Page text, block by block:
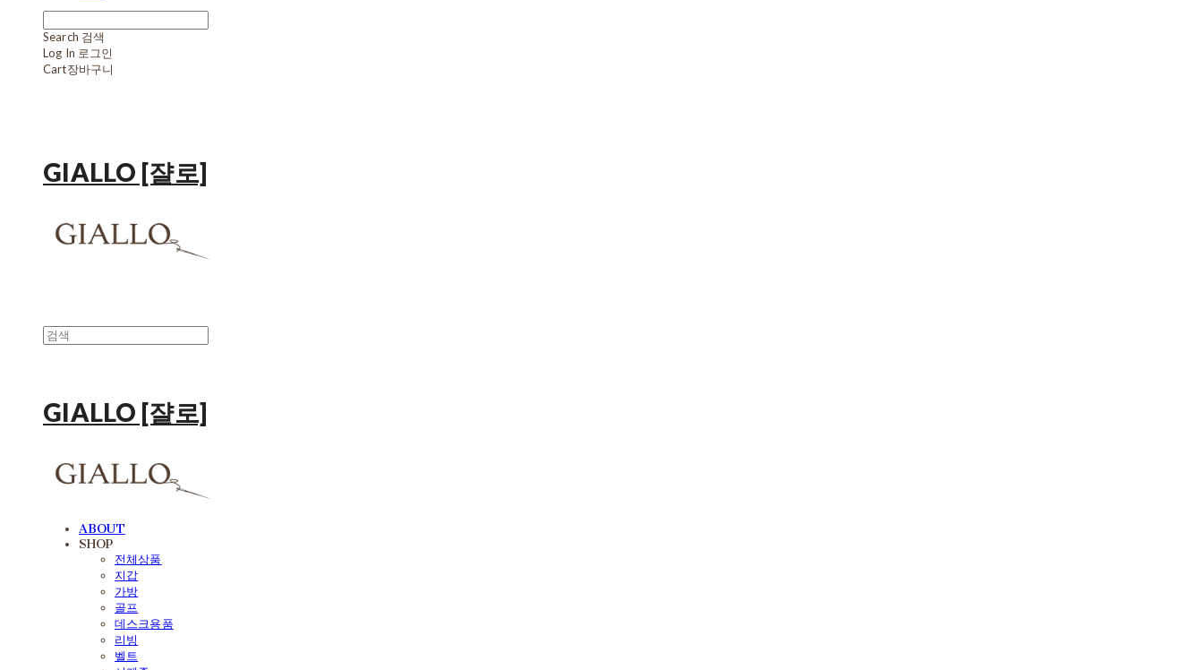
Search 검색
Log In 로그인
Cart장바구니
GIALLO [쟐로]
GIALLO [쟐로]
ABOUT
SHOP
전체상품
지갑
가방
골프
데스크용품
리빙
벨트